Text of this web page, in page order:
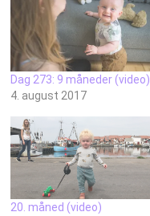
Dag 273: 9 måneder (video)
4. august 2017
20. måned (video)